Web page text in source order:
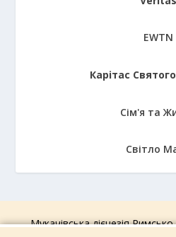
EWTN
Карітас
Сім'я та
Світло
Мукачівська дієцезія